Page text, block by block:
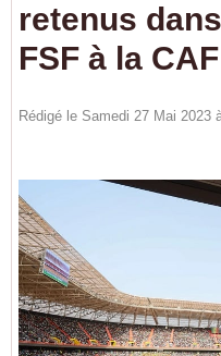
retenus
FSF à la CAF
Rédigé le Samedi 27 Mai 2023